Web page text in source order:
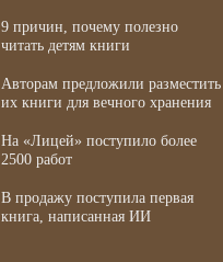
9 причин, почему полезно
читать детям книги
Авторам предложили разместить
их книги для вечного хранения
На «Лицей» поступило более
2500 работ
В продажу поступила первая
книга, написанная ИИ